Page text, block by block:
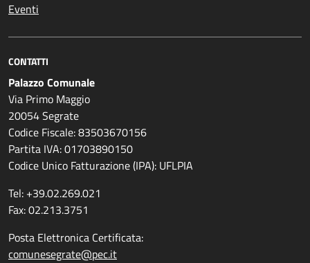
Eventi
CONTATTI
Palazzo Comunale
Via Primo Maggio
20054 Segrate
Codice Fiscale: 83503670156
Partita IVA: 01703890150
Codice Unico Fatturazione (IPA): UFLPIA
Tel: +39.02.269.021
Fax: 02.213.3751
Posta Elettronica Certificata:
comunesegrate@pec.it